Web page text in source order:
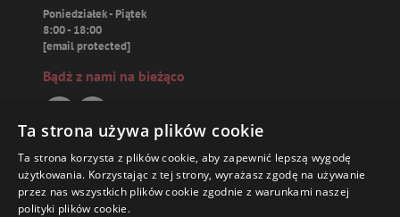
Poniedziałek - Piątek
8:00 - 18:00
[email protected]
Bądź z nami na bieżąco
Paskarz.pl
Ta strona używa plików cookie
Ta strona korzysta z plików cookie, aby zapewnić lepszą wygodę
użytkowania. Korzystając z tej strony, wyrażasz zgodę na używanie
przez nas wszystkich plików cookie zgodnie z warunkami naszej
polityki plików cookie.